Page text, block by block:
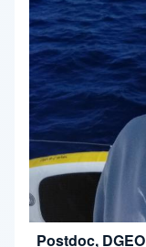
Postdoc, DGEO